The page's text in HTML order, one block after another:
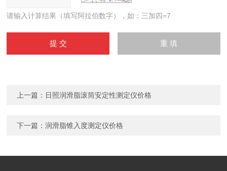
请输入计算结果（填写阿拉伯数字），如：三加四=7
上一篇： 日照润滑脂滚筒安定性测定仪价格
下一篇：润滑脂锥入度测定仪价格